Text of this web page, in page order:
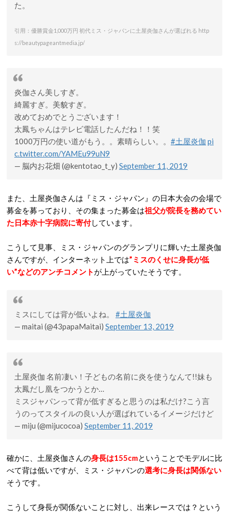
た。
引用：優勝賞金1,000万円 初代ミス・ジャパンに土屋炎伽さんが選ばれる http
s://beautypageantmedia.jp/
炎伽さん美しすぎ。
綺麗すぎ。美貌すぎ。
改めておめでとうございます！
太鳳ちゃんはテレビ電話したんだね！！笑
1000万円の使い道がもう。。素晴らしい。。 #土屋炎伽 pi
c.twitter.com/YAMEu99uN9
— 脳内お花畑 (@kentotao_t_y) September 11, 2019
また、土屋炎伽さんは『ミス・ジャパン』の日本大会の会場で
募金を募っており、その集まった募金は祖父が院長を務めてい
た日本赤十字病院に寄付しています。
こうして見事、ミス・ジャパンのグランプリに輝いた土屋炎伽
さんですが、インターネット上では”ミスのくせに身長が低
い”などのアンチコメント が上がっていたそうです。
ミスにしては背が低いよね。 #土屋炎伽
— maitai (@43papaMaitai) September 13, 2019
土屋炎伽 名前凄い！子どもの名前に炎を使うなんて!!妹も
太鳳だし凰をつかうとか…
ミスジャパンって背が低すぎると思うのは私だけ?こう言
うのってスタイルの良い人が選ばれているイメージだけど
— miju (@mijucocoa) September 11, 2019
確かに、土屋炎伽さんの身長は155cmということでモデルに比
べて背は低いですが、ミス・ジャパンの選考に身長は関係ない
そうです。
こうして身長が関係ないことに対し、出来レースでは？という